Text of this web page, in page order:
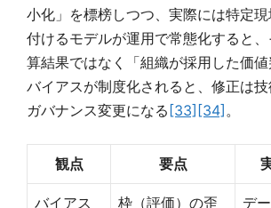
小化」を標榜しつつ、実際には特定
付けるモデルが運用で常態化すると
算結果ではなく「組織が採用した価値
バイアスが制度化されると、修正は技
ガバナンス変更になる[33][34] 。
観点 要点
バイアス 枠（評価）の歪 デ